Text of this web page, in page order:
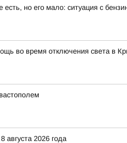
но его мало: ситуация с
во время отключения света в
августа 2026 года